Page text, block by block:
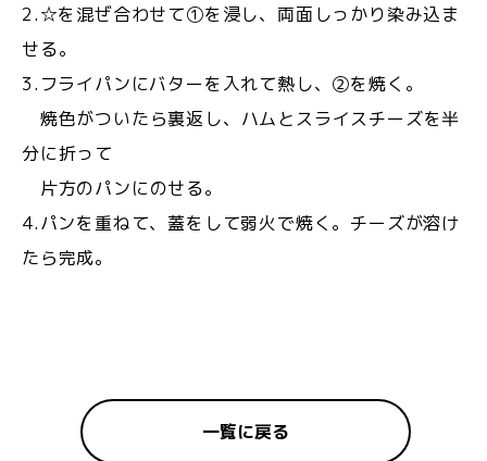
2.☆を混ぜ合わせて①を浸し、両面しっかり染み込ま
せる。
3.フライパンにバターを入れて熱し、②を焼く。
焼色がついたら裏返し、ハムとスライスチーズを半
分に折って
片方のパンにのせる。
4.パンを重ねて、蓋をして弱火で焼く。チーズが溶け
たら完成。
一覧に戻る